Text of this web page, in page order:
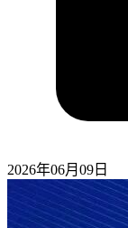
2026年06月09日